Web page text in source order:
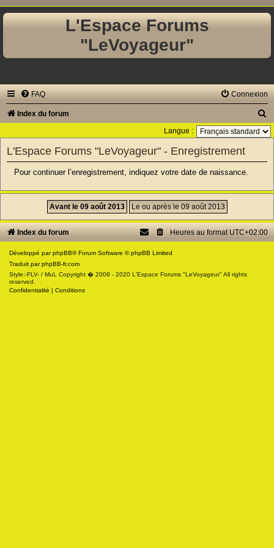
L'Espace Forums
"LeVoyageur"
FAQ Connexion
Index du forum
e
r
h
e
Langue :
L'Espace Forums "LeVoyageur" - Enregistrement
Pour continuer l’enregistrement, indiquez votre date de naissance.
Index du forum Heures au formatUTC+02:00
Développé parphpBB® Forum Software © phpBB Limited
Traduit parphpBB-fr.com
Style:-FLV- / MuL Copyright � 2008 - 2020 L'Espace Forums "LeVoyageur" All rights
reserved.
Confidentialité | Conditions